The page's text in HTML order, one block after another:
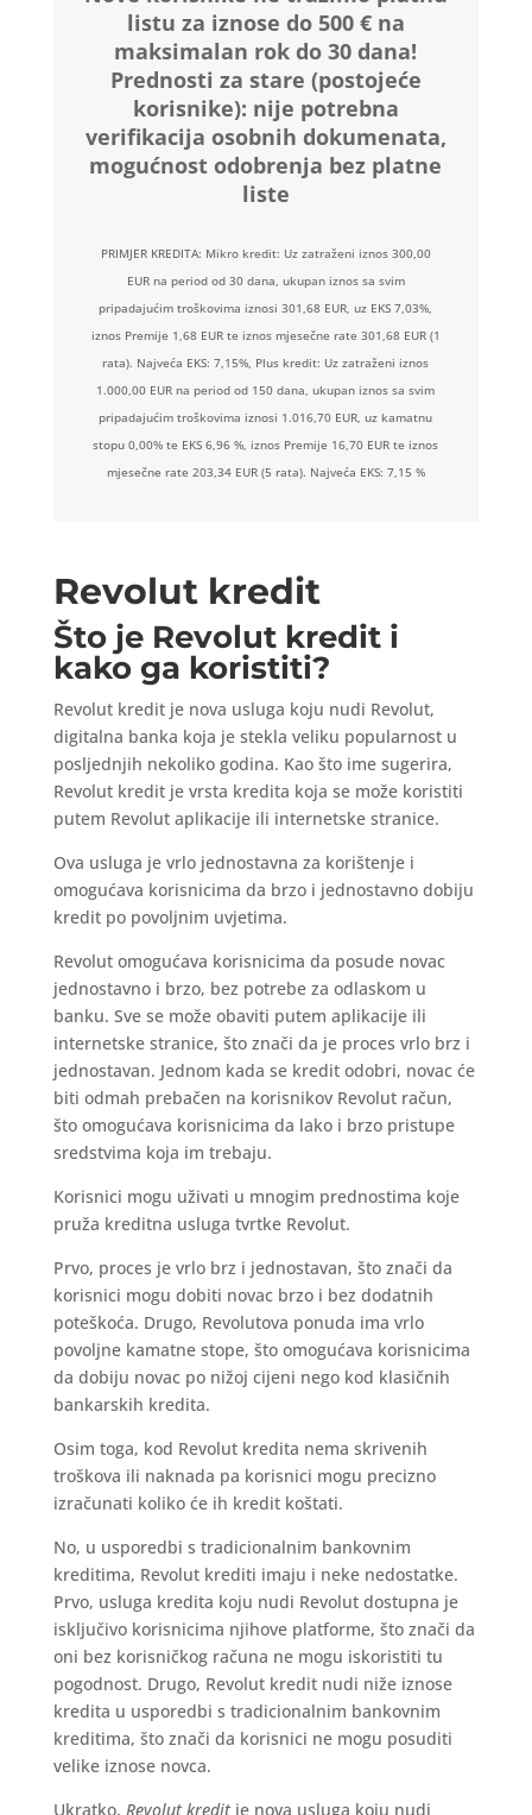
listu za iznose do 500 € na
maksimalan rok do 30 dana!
Prednosti za stare (postojeće
korisnike): nije potrebna
verifikacija osobnih dokumenata,
mogućnost odobrenja bez platne
liste
PRIMJER KREDITA: Mikro kredit: Uz zatraženi iznos 300,00
EUR na period od 30 dana, ukupan iznos sa svim
pripadajućim troškovima iznosi 301,68 EUR, uz EKS 7,03%,
iznos Premije 1,68 EUR te iznos mjesečne rate 301,68 EUR (1
rata). Najveća EKS: 7,15%, Plus kredit: Uz zatraženi iznos
1.000,00 EUR na period od 150 dana, ukupan iznos sa svim
pripadajućim troškovima iznosi 1.016,70 EUR, uz kamatnu
stopu 0,00% te EKS 6,96 %, iznos Premije 16,70 EUR te iznos
mjesečne rate 203,34 EUR (5 rata). Najveća EKS: 7,15 %
Revolut kredit
Što je Revolut kredit i
kako ga koristiti?
Revolut kredit je nova usluga koju nudi Revolut,
digitalna banka koja je stekla veliku popularnost u
posljednjih nekoliko godina. Kao što ime sugerira,
Revolut kredit je vrsta kredita koja se može koristiti
putem Revolut aplikacije ili internetske stranice.
Ova usluga je vrlo jednostavna za korištenje i
omogućava korisnicima da brzo i jednostavno dobiju
kredit po povoljnim uvjetima.
Revolut omogućava korisnicima da posude novac
jednostavno i brzo, bez potrebe za odlaskom u
banku. Sve se može obaviti putem aplikacije ili
internetske stranice, što znači da je proces vrlo brz i
jednostavan. Jednom kada se kredit odobri, novac će
biti odmah prebačen na korisnikov Revolut račun,
što omogućava korisnicima da lako i brzo pristupe
sredstvima koja im trebaju.
Korisnici mogu uživati u mnogim prednostima koje
pruža kreditna usluga tvrtke Revolut.
Prvo, proces je vrlo brz i jednostavan, što znači da
korisnici mogu dobiti novac brzo i bez dodatnih
poteškoća. Drugo, Revolutova ponuda ima vrlo
povoljne kamatne stope, što omogućava korisnicima
da dobiju novac po nižoj cijeni nego kod klasičnih
bankarskih kredita.
Osim toga, kod Revolut kredita nema skrivenih
troškova ili naknada pa korisnici mogu precizno
izračunati koliko će ih kredit koštati.
No, u usporedbi s tradicionalnim bankovnim
kreditima, Revolut krediti imaju i neke nedostatke.
Prvo, usluga kredita koju nudi Revolut dostupna je
isključivo korisnicima njihove platforme, što znači da
oni bez korisničkog računa ne mogu iskoristiti tu
pogodnost. Drugo, Revolut kredit nudi niže iznose
kredita u usporedbi s tradicionalnim bankovnim
kreditima, što znači da korisnici ne mogu posuditi
velike iznose novca.
Ukratko, Revolut kreditje nova usluga koju nudi